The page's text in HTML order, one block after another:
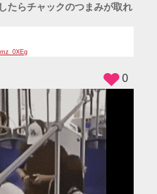
たらチャックのつまみが取れ
0